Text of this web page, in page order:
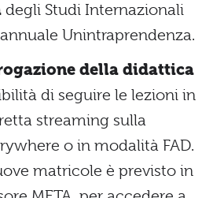
degli Studi Internazionali
Unintraprendenza.
della didattica
di seguire le lezioni in
streaming sulla
o in modalità FAD.
matricole è previsto in